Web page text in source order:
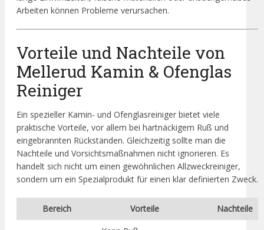
Arbeiten können Probleme verursachen.
Vorteile und Nachteile von
Mellerud Kamin & Ofenglas
Reiniger
Ein spezieller Kamin- und Ofenglasreiniger bietet viele
praktische Vorteile, vor allem bei hartnäckigem Ruß und
eingebrannten Rückständen. Gleichzeitig sollte man die
Nachteile und Vorsichtsmaßnahmen nicht ignorieren. Es
handelt sich nicht um einen gewöhnlichen Allzweckreiniger,
sondern um ein Spezialprodukt für einen klar definierten Zweck.
Bereich Vorteile Nachteile